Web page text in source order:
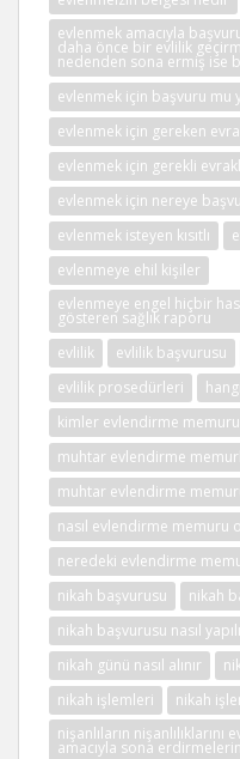
evlenmek amacıyla
daha önce bir evlilik
nedenden sona ermiş ise
evlenmek için başvuru mu
evlenmek için gereken
evlenmek için gerekli
evlenmek için nereye
evlenmek isteyen kısıtlı
evlenmeye ehil kişiler
evlenmeye engel hiçbir
gösteren sağlık raporu
evlilik
evlilik başvurusu
evlilik prosedürleri
kimler evlendirme
muhtar evlendirme
muhtar evlendirme
nasıl evlendirme memuru
neredeki evlendirme
nikah başvurusu
nikah
nikah başvurusu nasıl
nikah günü nasıl alınır
nikah işlemleri
nikah
nişanlıların
amacıyla sona